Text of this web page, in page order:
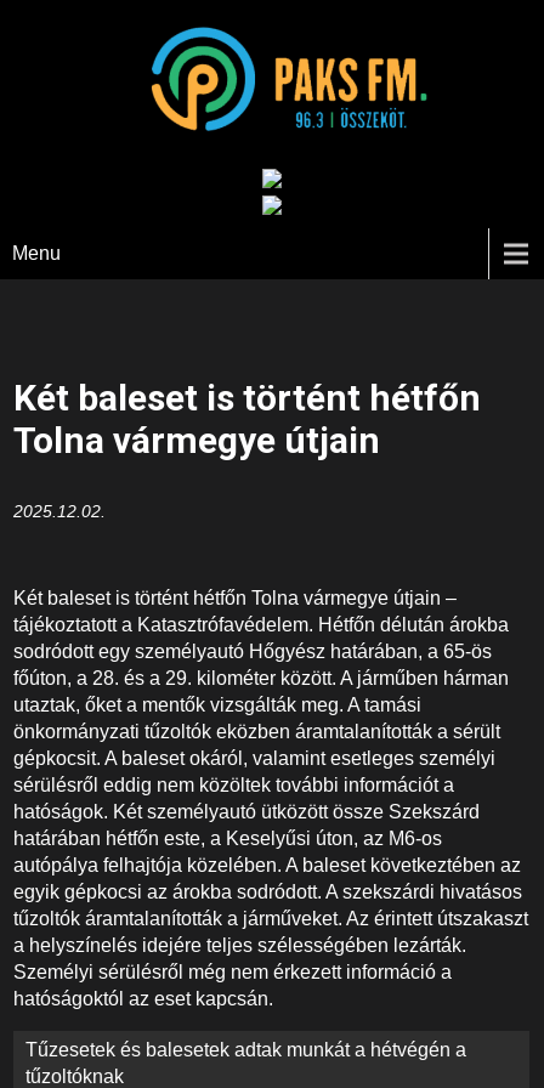
Menu
Két baleset is történt hétfőn
Tolna vármegye útjain
2025.12.02.
Két baleset is történt hétfőn Tolna vármegye útjain –
tájékoztatott a Katasztrófavédelem. Hétfőn délután árokba
sodródott egy személyautó Hőgyész határában, a 65-ös
főúton, a 28. és a 29. kilométer között. A járműben hárman
utaztak, őket a mentők vizsgálták meg. A tamási
önkormányzati tűzoltók eközben áramtalanították a sérült
gépkocsit. A baleset okáról, valamint esetleges személyi
sérülésről eddig nem közöltek további információt a
hatóságok. Két személyautó ütközött össze Szekszárd
határában hétfőn este, a Keselyűsi úton, az M6-os
autópálya felhajtója közelében. A baleset következtében az
egyik gépkocsi az árokba sodródott. A szekszárdi hivatásos
tűzoltók áramtalanították a járműveket. Az érintett útszakaszt
a helyszínelés idejére teljes szélességében lezárták.
Személyi sérülésről még nem érkezett információ a
hatóságoktól az eset kapcsán.
Bejegyzés
Tűzesetek és balesetek adtak munkát a hétvégén a
tűzoltóknak